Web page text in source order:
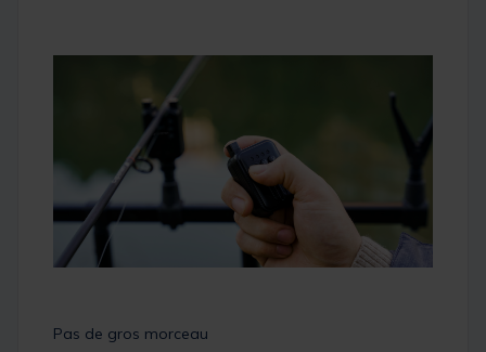
Pas de gros morceau